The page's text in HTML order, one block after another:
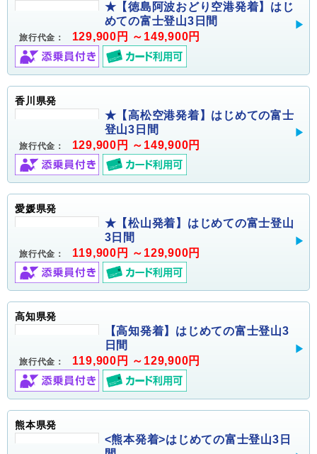
★【徳島阿波おどり空港発着】はじ
めての富士登山3日間
旅行代金： 129,900円 ～149,900円
香川県発
★【高松空港発着】はじめての富士
登山3日間
旅行代金： 129,900円 ～149,900円
愛媛県発
★【松山発着】はじめての富士登山
3日間
旅行代金： 119,900円 ～129,900円
高知県発
【高知発着】はじめての富士登山3
日間
旅行代金： 119,900円 ～129,900円
熊本県発
<熊本発着>はじめての富士登山3日